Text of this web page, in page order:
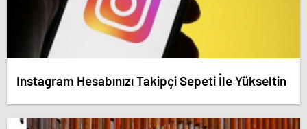
Instagram Hesabınızı Takipçi Sepeti İle Yükseltin